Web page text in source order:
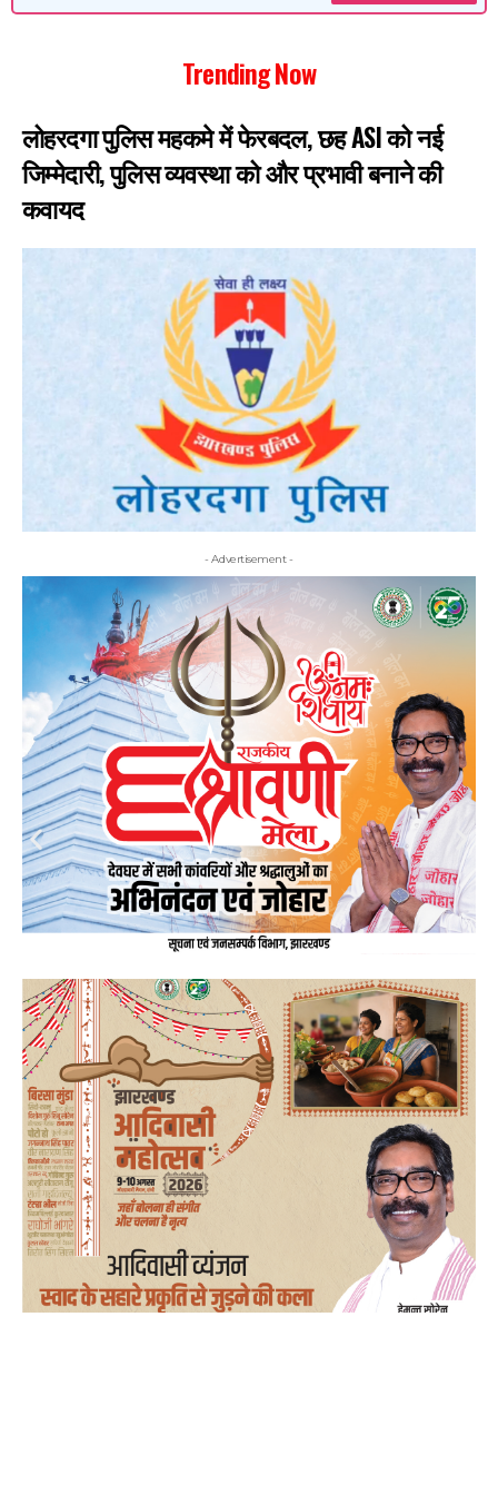
Trending Now
लोहरदगा पुलिस महकमे में फेरबदल, छह ASI को नई
जिम्मेदारी, पुलिस व्यवस्था को और प्रभावी बनाने की
कवायद
- Advertisement -